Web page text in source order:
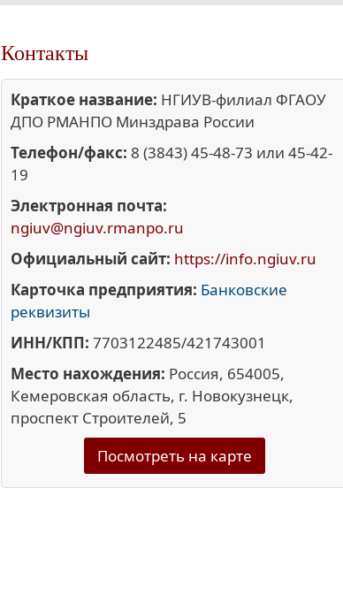
Контакты
Краткое название: НГИУВ-филиал ФГАОУ
ДПО РМАНПО Минздрава России
Телефон/факс: 8 (3843) 45-48-73 или 45-42-
19
Электронная почта:
ngiuv@ngiuv.rmanpo.ru
Официальный сайт: https://info.ngiuv.ru
Карточка предприятия: Банковские
реквизиты
ИНН/КПП: 7703122485/421743001
Место нахождения: Россия, 654005,
Кемеровская область, г. Новокузнецк,
проспект Строителей, 5
Посмотреть на карте